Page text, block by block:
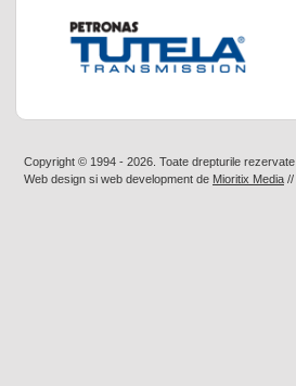
Copyright © 1994 - 2026. Toate drepturile rezervate
Web design si web development de Mioritix Media //